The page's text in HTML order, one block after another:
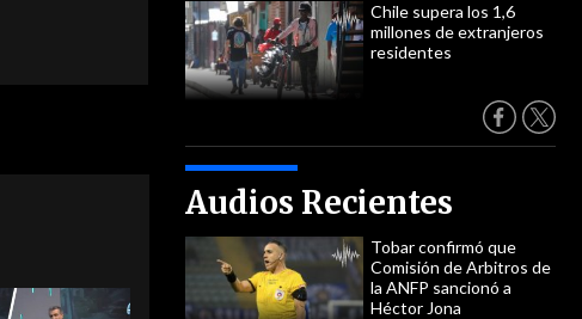
Chile supera los 1,6
millones de extranjeros
residentes
Audios Recientes
Tobar confirmó que
Comisión de Arbitros de
la ANFP sancionó a
Héctor Jona